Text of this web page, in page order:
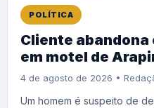
POLÍTICA
Cliente abandona
em motel de
4 de agosto de 2026 •
Um homem é suspeito de